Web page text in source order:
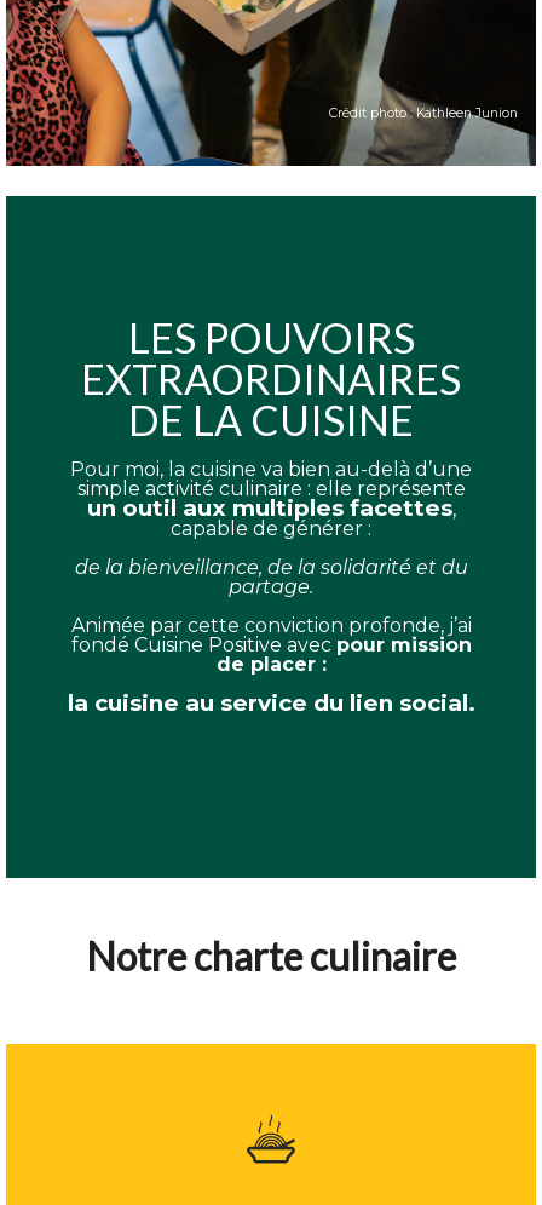
Crédit photo : Kathleen Junion
LES POUVOIRS
EXTRAORDINAIRES
DE LA CUISINE
Pour moi, la cuisine va bien au-delà d’une
simple activité culinaire : elle représente
un outil aux multiples facettes,
capable de générer :
de la bienveillance, de la solidarité et du
partage.
Animée par cette conviction profonde, j’ai
fondé Cuisine Positive avec pour mission
de placer :
la cuisine au service du lien social.
Notre charte culinaire